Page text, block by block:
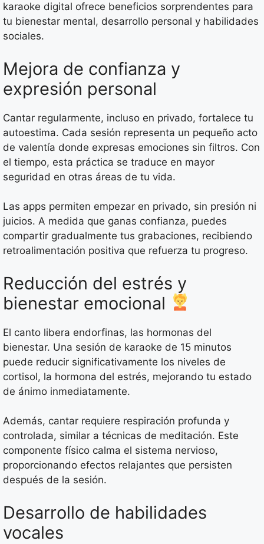
karaoke digital ofrece beneficios sorprendentes para
tu bienestar mental, desarrollo personal y habilidades
sociales.
Mejora de confianza y
expresión personal
Cantar regularmente, incluso en privado, fortalece tu
autoestima. Cada sesión representa un pequeño acto
de valentía donde expresas emociones sin filtros. Con
el tiempo, esta práctica se traduce en mayor
seguridad en otras áreas de tu vida.
Las apps permiten empezar en privado, sin presión ni
juicios. A medida que ganas confianza, puedes
compartir gradualmente tus grabaciones, recibiendo
retroalimentación positiva que refuerza tu progreso.
Reducción del estrés y
bienestar emocional
El canto libera endorfinas, las hormonas del
bienestar. Una sesión de karaoke de 15 minutos
puede reducir significativamente los niveles de
cortisol, la hormona del estrés, mejorando tu estado
de ánimo inmediatamente.
Además, cantar requiere respiración profunda y
controlada, similar a técnicas de meditación. Este
componente físico calma el sistema nervioso,
proporcionando efectos relajantes que persisten
después de la sesión.
Desarrollo de habilidades
vocales